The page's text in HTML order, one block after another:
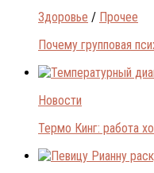
Здоровье / Прочее
Почему групповая
Новости
Термо Кинг: работа